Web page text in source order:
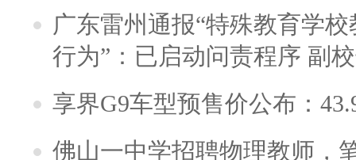
广东雷州通报“特殊教育学
行为”：已启动问责程序 副
享界G9车型预售价公布：
佛山一中学招聘物理教师，